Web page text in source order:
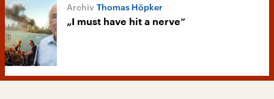
Thomas Höpker
„I must have hit a nerve“